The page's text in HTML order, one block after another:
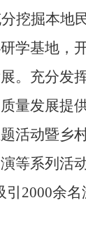
挖掘本
学基地
。充分发
量发展提供
活动暨乡
等系列活
引 2000余名